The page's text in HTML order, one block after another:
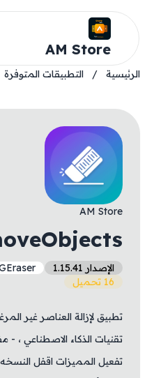
AM Store
الرئيسية / التطبيقات المتوفرة
AM Store
الإصدار 1.15.41
16 تحميل
تطبيق لإزالة العناصر غير
تقنيات الذكاء الاصطناعي ،
تفعيل المميزات اقفل